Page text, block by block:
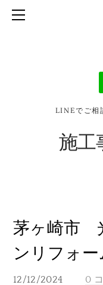
LINEでご相
施工
茅ヶ崎市
ンリフォー
12/12/2024 0